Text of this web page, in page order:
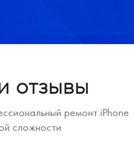
отзывы
ремонт iPhone
сложности